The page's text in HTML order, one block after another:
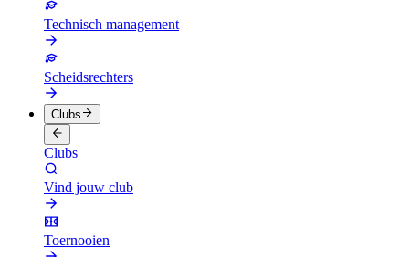
Technisch management
Scheidsrechters
Clubs
Clubs
Vind jouw club
Toernooien